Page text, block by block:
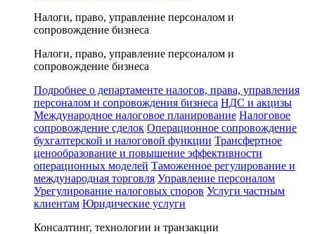
Налоги, право, управление персоналом и
сопровождение бизнеса
Налоги, право, управление персоналом и
сопровождение бизнеса
Подробнее о департаменте налогов, права, управления
персоналом и сопровождения бизнеса НДС и акцизы
Международное налоговое планирование Налоговое
сопровождение сделок Операционное сопровождение
бухгалтерской и налоговой функции Трансфертное
ценообразование и повышение эффективности
операционных моделей Таможенное регулирование и
международная торговля Управление персоналом
Урегулирование налоговых споров Услуги частным
клиентам Юридические услуги
Консалтинг, технологии и транзакции